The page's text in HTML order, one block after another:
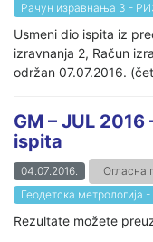
Рачун изравнања 3 -
Usmeni dio ispita iz
izravnanja 2, Račun
održan 07.07.2016.
GM – JUL
ispita
04.07.2016. Огласна
Геодетска метрологија
Rezultate možete